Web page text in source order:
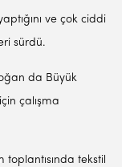
ve çok ciddi
sürdü.
da Büyük
çalışma
toplantısında tekstil